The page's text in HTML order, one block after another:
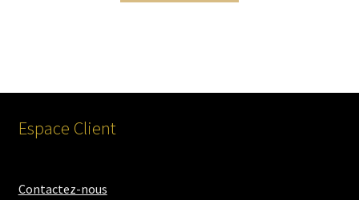
Espace Client
Contactez-nous